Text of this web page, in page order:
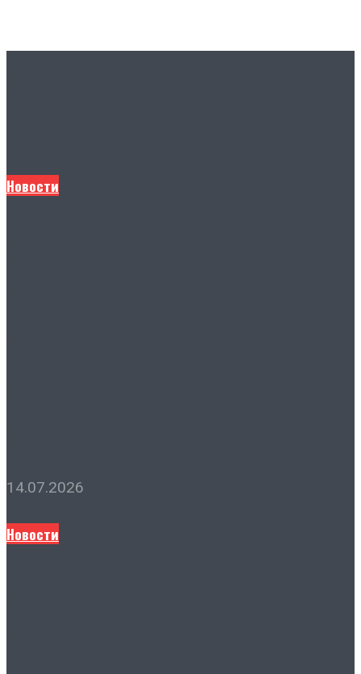
Новости
14.07.2026
Новости